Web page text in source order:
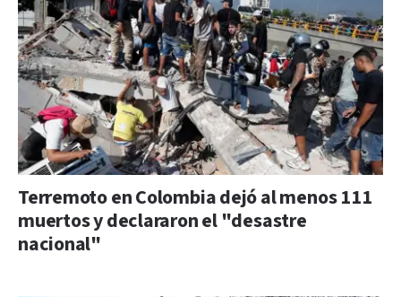
Terremoto en Colombia dejó al menos 111
muertos y declararon el "desastre
nacional"